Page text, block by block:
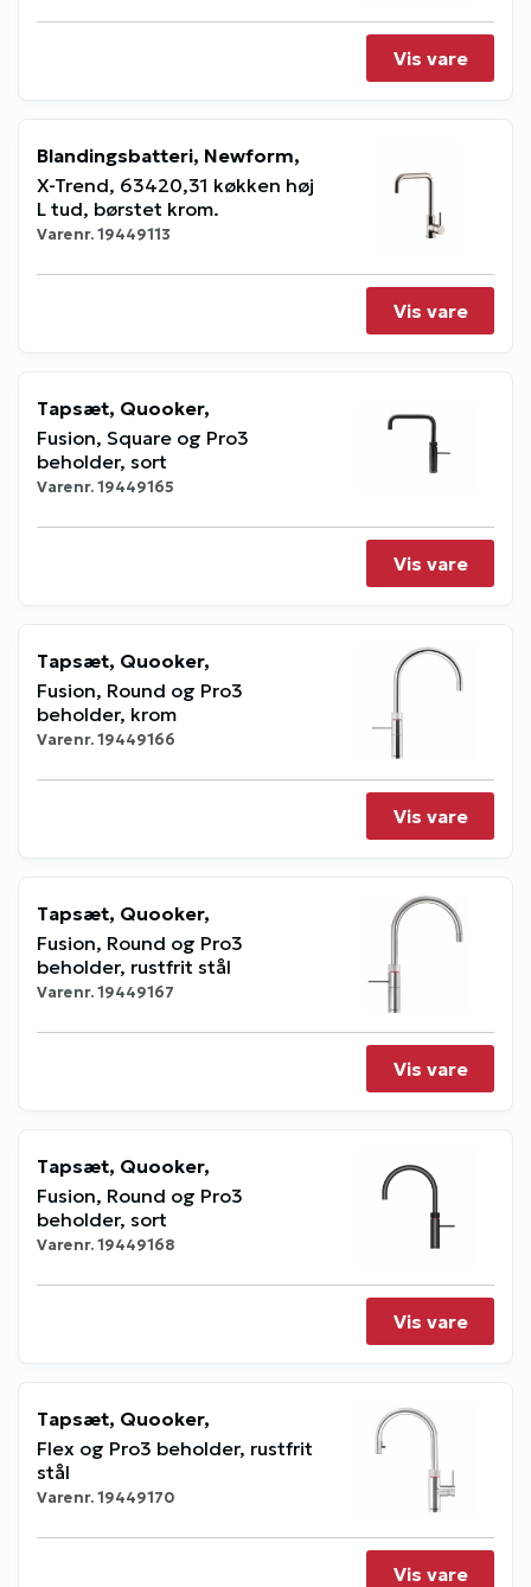
Vis vare
Blandingsbatteri, Newform,
X-Trend, 63420,31 køkken høj
L tud, børstet krom.
Varenr.19449113
Vis vare
Tapsæt, Quooker,
Fusion, Square og Pro3
beholder, sort
Varenr.19449165
Vis vare
Tapsæt, Quooker,
Fusion, Round og Pro3
beholder, krom
Varenr.19449166
Vis vare
Tapsæt, Quooker,
Fusion, Round og Pro3
beholder, rustfrit stål
Varenr.19449167
Vis vare
Tapsæt, Quooker,
Fusion, Round og Pro3
beholder, sort
Varenr.19449168
Vis vare
Tapsæt, Quooker,
Flex og Pro3 beholder, rustfrit
stål
Varenr.19449170
Vis vare